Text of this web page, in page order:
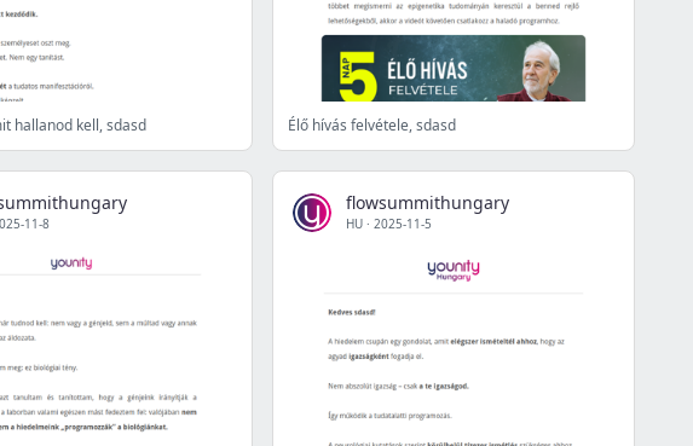
hallanod kell, sdasd Élő hívás felvétele, sdasd
11-8
flowsummithungary
HU · 2025-11-5